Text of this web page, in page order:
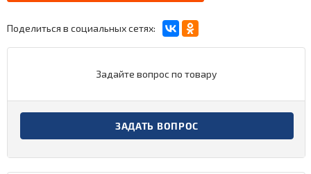
Поделиться в социальных сетях:
Задайте вопрос по товару
ЗАДАТЬ ВОПРОС